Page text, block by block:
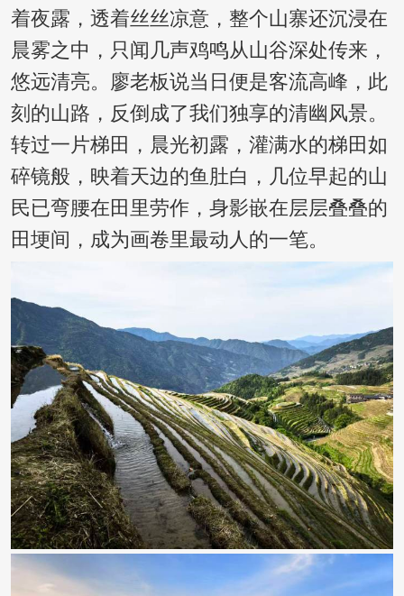
着夜露，透着丝丝凉意，整个山寨还沉浸在
晨雾之中，只闻几声鸡鸣从山谷深处传来，
悠远清亮。廖老板说当日便是客流高峰，此
刻的山路，反倒成了我们独享的清幽风景。
转过一片梯田，晨光初露，灌满水的梯田如
碎镜般，映着天边的鱼肚白，几位早起的山
民已弯腰在田里劳作，身影嵌在层层叠叠的
田埂间，成为画卷里最动人的一笔。